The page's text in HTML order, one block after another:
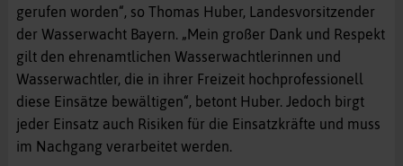
gerufen worden“, so Thomas Huber, Landesvorsitzender
der Wasserwacht Bayern. „Mein großer Dank und Respekt
gilt den ehrenamtlichen Wasserwachtlerinnen und
Wasserwachtler, die in ihrer Freizeit hochprofessionell
diese Einsätze bewältigen“, betont Huber. Jedoch birgt
jeder Einsatz auch Risiken für die Einsatzkräfte und muss
im Nachgang verarbeitet werden.